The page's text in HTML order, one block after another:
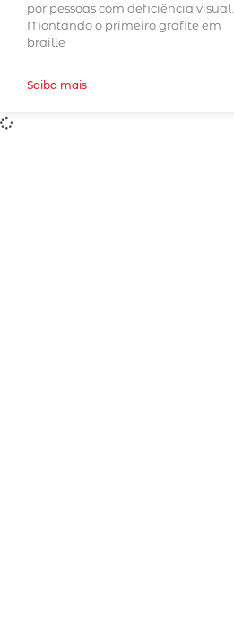
por pessoas com deficiência visual.
Montando o primeiro grafite em
braille
Saiba mais